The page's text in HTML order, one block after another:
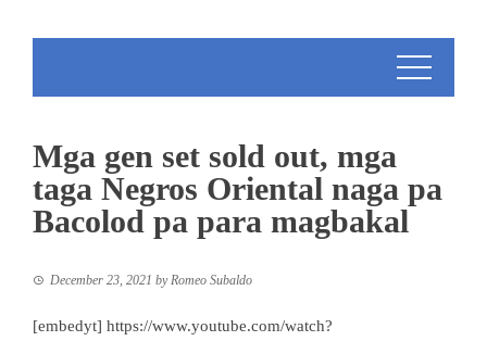
Mga gen set sold out, mga
taga Negros Oriental naga pa
Bacolod pa para magbakal
December 23, 2021 by Romeo Subaldo
[embedyt] https://www.youtube.com/watch?